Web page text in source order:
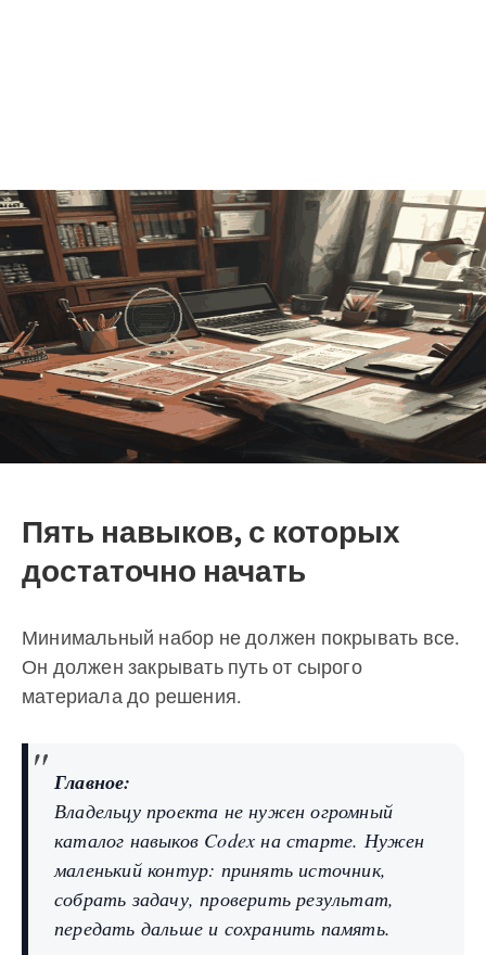
Пять навыков, с которых
достаточно начать
Минимальный набор не должен покрывать все.
Он должен закрывать путь от сырого
материала до решения.
Главное:
Владельцу проекта не нужен огромный
каталог навыков Codex на старте. Нужен
маленький контур: принять источник,
собрать задачу, проверить результат,
передать дальше и сохранить память.